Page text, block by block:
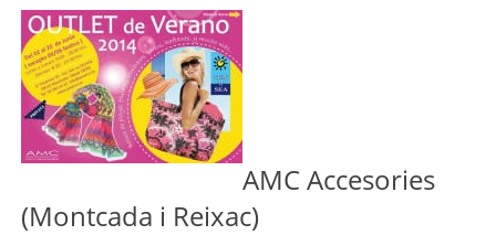
AMC Accesories
(Montcada i Reixac)